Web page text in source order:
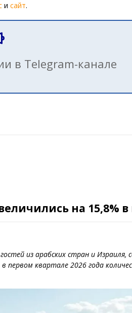
и сайт.
в Telegram-канале
на 15,8% в
из арабских стран и
квартале 2026 года